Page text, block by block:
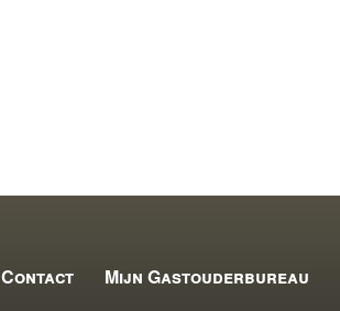
Contact Mijn Gastouderbureau